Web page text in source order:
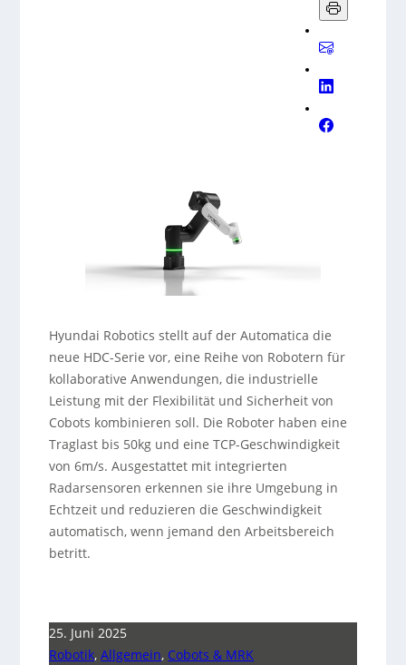
Hyundai Robotics stellt auf der Automatica die
neue HDC-Serie vor, eine Reihe von Robotern für
kollaborative Anwendungen, die industrielle
Leistung mit der Flexibilität und Sicherheit von
Cobots kombinieren soll. Die Roboter haben eine
Traglast bis 50kg und eine TCP-Geschwindigkeit
von 6m/s. Ausgestattet mit integrierten
Radarsensoren erkennen sie ihre Umgebung in
Echtzeit und reduzieren die Geschwindigkeit
automatisch, wenn jemand den Arbeitsbereich
betritt.
25. Juni 2025
Robotik,Allgemein, Cobots & MRK